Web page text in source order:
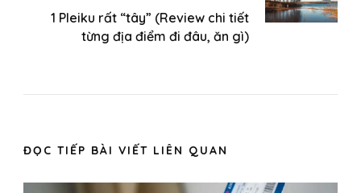
1 Pleiku rất “tây” (Review chi tiết
từng địa điểm đi đâu, ăn gì)
ĐỌC TIẾP BÀI VIẾT LIÊN QUAN